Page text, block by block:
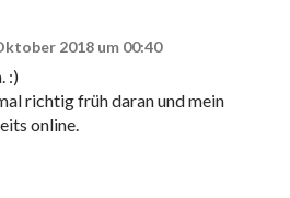
2018 um 00:40
:)
richtig früh daran und mein
online.